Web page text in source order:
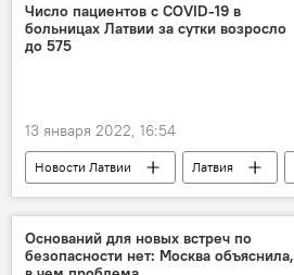
Число пациентов с COVID-19 в
больницах Латвии за сутки возросло
до 575
13 января 2022, 16:54
Новости Латвии Латвия
коронавирус
Оснований для новых встреч по
безопасности нет: Москва объяснила,